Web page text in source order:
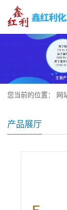
您当前的位置： 网
产品展厅